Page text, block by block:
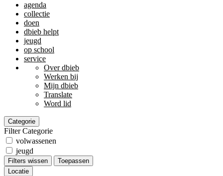
agenda
collectie
doen
dbieb helpt
jeugd
op school
service
Over dbieb
Werken bij
Mijn dbieb
Translate
Word lid
Categorie
Filter Categorie
volwassenen
jeugd
Filters wissen
Toepassen
Locatie